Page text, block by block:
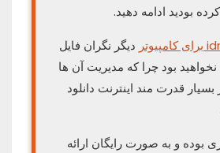
بودید ادامه دهید.
دیگر نگران فایل
بود چرا که مدیریت آن ها
بسیار قدرت مند اینترنت دانلود
بوده و به صورت رایگان ارائه